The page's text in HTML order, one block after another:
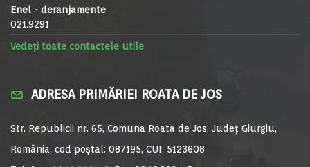
Enel - deranjamente
021.9291
Vedeți toate contactele utile
ADRESA PRIMĂRIEI ROATA DE JOS
Str. Republicii nr. 65, Comuna Roata de Jos, Județ Giurgiu,
România, cod poștal: 087195, CUI: 5123608